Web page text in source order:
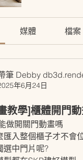
媒體 檔案
Debby db3d.render
筆 Debby
年6月24日
教學]櫃體開門
做開關門動畫嗎
匯入整個櫃子才不會
選中門片呢?